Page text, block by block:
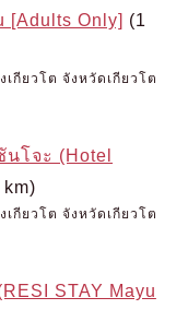
[Adults Only] (1
กียวโต จังหวัดเกียวโต
นโจะ (Hotel
กียวโต จังหวัดเกียวโต
STAY Mayu